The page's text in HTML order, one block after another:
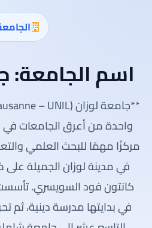
اسم الجامعة:
واحدة من أعرق الجامعات في
مركزًا مهمًا للبحث العلمي
في مدينة لوزان الجميلة
في بدايتها مدرسة دينية،